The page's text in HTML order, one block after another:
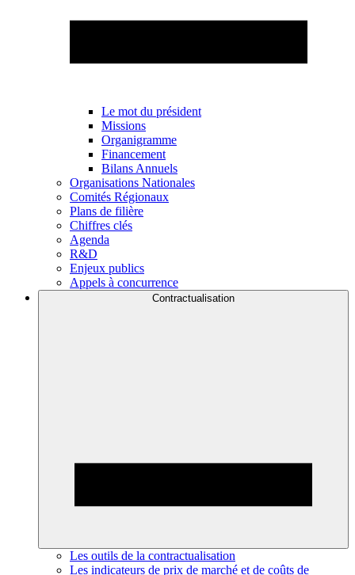
Le mot du président
Missions
Organigramme
Financement
Bilans Annuels
Organisations Nationales
Comités Régionaux
Plans de filière
Chiffres clés
Agenda
R&D
Enjeux publics
Appels à concurrence
Contractualisation
Les outils de la contractualisation
Les indicateurs de prix de marché et de coûts de